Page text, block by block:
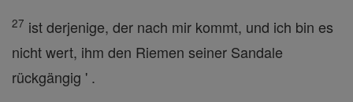
27 ist derjenige, der nach mir kommt, und ich bin es
nicht wert, ihm den Riemen seiner Sandale
rückgängig ' .